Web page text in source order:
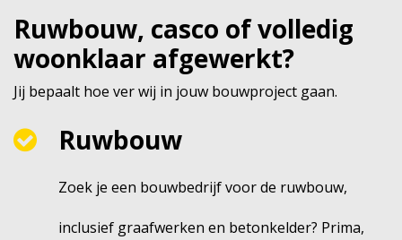
Ruwbouw, casco of volledig
woonklaar afgewerkt?
Jij bepaalt hoe ver wij in jouw bouwproject gaan.
Ruwbouw
Zoek je een bouwbedrijf voor de ruwbouw,
inclusief graafwerken en betonkelder? Prima,